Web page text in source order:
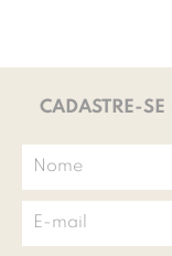
CADASTRE-SE